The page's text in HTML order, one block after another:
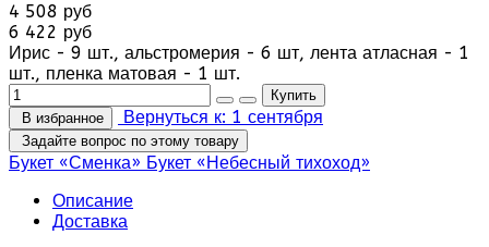
4 508 руб
6 422 руб
Ирис - 9 шт., альстромерия - 6 шт, лента атласная - 1
шт., пленка матовая - 1 шт.
В избранное Вернуться к: 1 сентября
Задайте вопрос по этому товару
Букет «Сменка» Букет «Небесный тихоход»
Описание
Доставка